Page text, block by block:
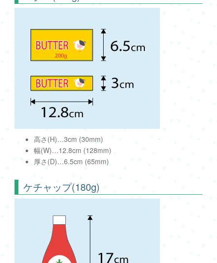
高さ(H)…3cm (30mm)
幅(W)…12.8cm (128mm)
厚さ(D)…6.5cm (65mm)
ケチャップ(180g)